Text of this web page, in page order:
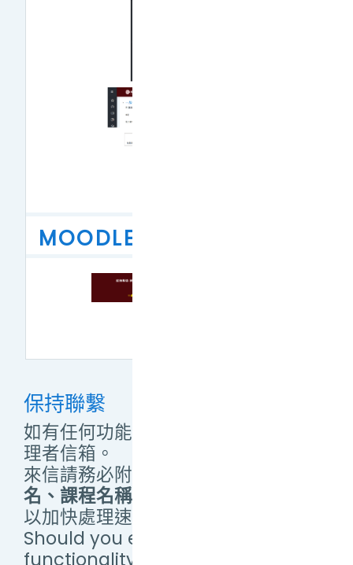
MOODLE管理員聯絡方式
保持聯繫
如有任何功能操作問題，敬請來信管
理者信箱。
來信請務必附上
名、課程名稱（或提供畫面截圖）
以加快處理速度。
Should you encounter any
functionality issues, please email